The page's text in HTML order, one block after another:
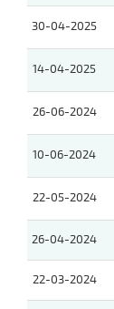
30-04-2025
14-04-2025
26-06-2024
10-06-2024
22-05-2024
26-04-2024
22-03-2024